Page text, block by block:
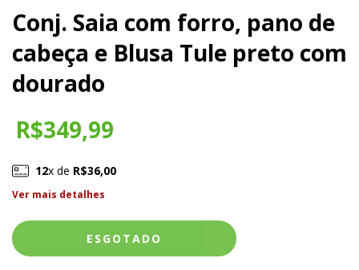
Conj. Saia com forro, pano de
cabeça e Blusa Tule preto com
dourado
R$349,99
12x de R$36,00
Ver mais detalhes